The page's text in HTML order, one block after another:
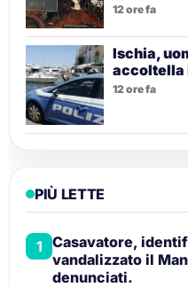
12 ore fa
Ischia,
accoltella
12 ore fa
PIÙ LETTE
1 Casavatore,
vandalizzato il
denunciati.